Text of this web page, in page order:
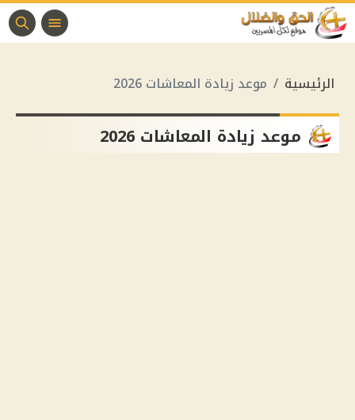
الرئيسية موعد زيادة المعاشات 2026
موعد زيادة المعاشات 2026